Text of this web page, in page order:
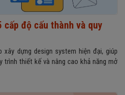
độ cấu thành và quy
xây dựng design system hiện đại, giúp
trình thiết kế và nâng cao khả năng mở